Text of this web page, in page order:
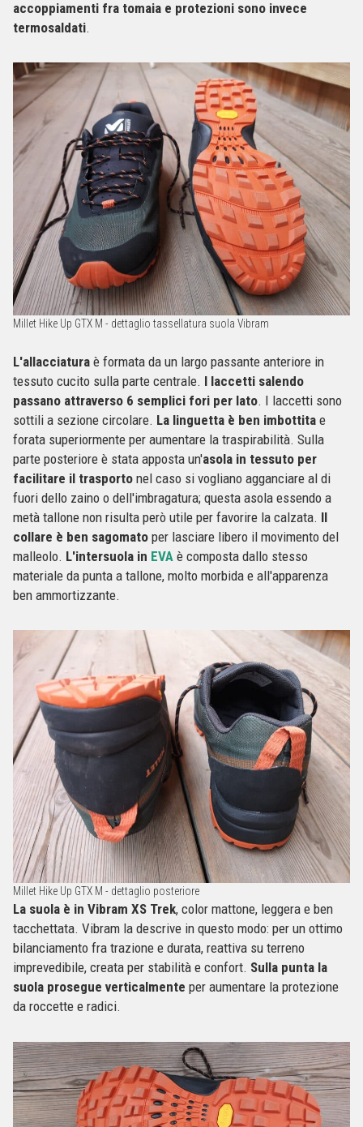
accoppiamenti fra tomaia e protezioni sono invece
termosaldati.
Millet Hike Up GTX M - dettaglio tassellatura suola Vibram
L'allacciatura è formata da un largo passante anteriore in
tessuto cucito sulla parte centrale. I laccetti salendo
passano attraverso 6 semplici fori per lato. I laccetti sono
sottili a sezione circolare. La linguetta è ben imbottita e
forata superiormente per aumentare la traspirabilità. Sulla
parte posteriore è stata apposta un'asola in tessuto per
facilitare il trasporto nel caso si vogliano agganciare al di
fuori dello zaino o dell'imbragatura; questa asola essendo a
metà tallone non risulta però utile per favorire la calzata. Il
collare è ben sagomato per lasciare libero il movimento del
malleolo. L'intersuola in EVA è composta dallo stesso
materiale da punta a tallone, molto morbida e all'apparenza
ben ammortizzante.
Millet Hike Up GTX M - dettaglio posteriore
La suola è in Vibram XS Trek, color mattone, leggera e ben
tacchettata. Vibram la descrive in questo modo: per un ottimo
bilanciamento fra trazione e durata, reattiva su terreno
imprevedibile, creata per stabilità e confort. Sulla punta la
suola prosegue verticalmente per aumentare la protezione
da roccette e radici.